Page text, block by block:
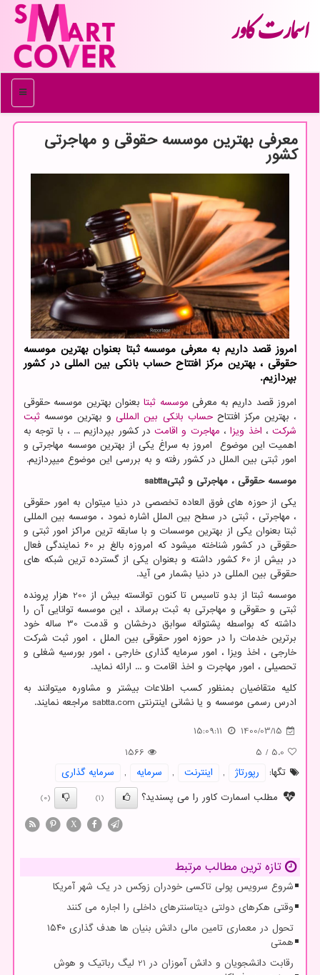
اسمارت كاور
منو
معرفی بهترین موسسه حقوقی و مهاجرتی
كشور
امروز قصد داریم به معرفی موسسه ثبتا بعنوان بهترین موسسه
حقوقی ، بهترین مركز افتتاح حساب بانكی بین المللی در كشور
بپردازیم.
امروز قصد داریم به معرفی موسسه ثبتابعنوان بهترین موسسه حقوقی
، بهترین مرکز افتتاححساب بانکی بین المللیو بهترین موسسه ثبت
شرکت، اخذ ویزا، مهاجرت و اقامتدر کشور بپردازیم ... ، با توجه به
اهمیت این موضوع امروز به سراغ یکی از بهترین موسسه مهاجرتی و
امور ثبتی بین الملل در کشور رفته و به بررسی این موضوع میپردازیم.
موسسه حقوقی ، مهاجرتی و ثبتیsabtta
یکی از حوزه های فوق العاده تخصصی در دنیا میتوان به امور حقوقی
، مهاجرتی ، ثبتی در سطح بین الملل اشاره نمود ، موسسه بین المللی
ثبتا بعنوان یکی از بهترین موسسات و با سابقه ترین مراکز امور ثبتی و
حقوقی در کشور شناخته میشود که امروزه بالغ بر 60 نمایندگی فعال
در بیش از 60 کشور داشته و بعنوان یکی از گسترده ترین شبکه های
حقوقی بین المللی در دنیا بشمار می آید.
موسسه ثبتا از بدو تاسیس تا کنون توانسته بیش از 200 هزار پرونده
ثبتی و حقوقی و مهاجرتی به ثبت برساند ، این موسسه توانایی آن را
داشته که بواسطه پشتوانه سوابق درخشان و قدمت 30 ساله خود
برترین خدمات را در حوزه امور حقوقی بین الملل ، امور ثبت شرکت
خارجی ، اخذ ویزا ، امور سرمایه گذاری خارجی ، امور بورسیه شغلی و
تحصیلی ، امور مهاجرت و اخذ اقامت و ... ارائه نماید.
کلیه متقاضیان بمنظور کسب اطلاعات بیشتر و مشاوره میتوانند به
ادرس رسمی موسسه و یا نشانی اینترنتی sabtta.com مراجعه نمایند.
1400/03/15
15:09:11
5.0
/
5
1566
تگها:
رپورتاژ , اینترنت , سرمایه ,
سرمایه گذاری
مطلب اسمارت کاور را می پسندید؟
(1)
(0)
X
تازه ترین مطالب مرتبط
شروع سرویس پولی تاکسی خودران زوکس در یک شهر آمریکا
وقتی هکرهای دولتی دیتاسنترهای داخلی را اجاره می کنند
تحول در معماری تامین مالی دانش بنیان ها هدف گذاری ۱۵۴۰
همتی
رقابت دانشجویان و دانش آموزان در 21 لیگ رباتیک و هوش